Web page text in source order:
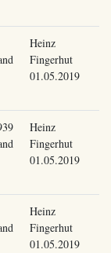
Heinz
Fingerhut
01.05.2019
Heinz
Fingerhut
01.05.2019
Heinz
Fingerhut
01.05.2019